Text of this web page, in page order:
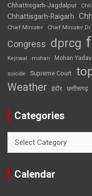
Chhattisgarh-Jagdalpur
Chhattisgarh-Raigarh
Chief Minister
Chief Minister Dr.
Congress dprcg
Kejriwal mohan Mohan Yadav
suicide Supreme Court
Weather इंदौर छत्तीसगढ़
Categories
Calendar